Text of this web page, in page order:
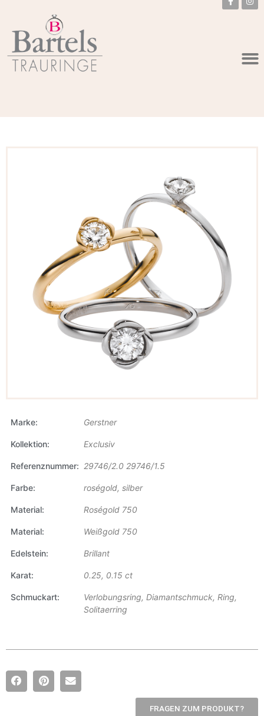
Marke Gerstner
Kollektion Exclusiv
Referenznummer 29746/2.0 29746/1.5
Farbe roségold, silber
Material Roségold 750
Material Weißgold 750
Edelstein Brillant
Karat 0.25, 0.15 ct
Schmuckart
Verlobungsring, Diamantschmuck, Ring,
Solitaerring
FRAGEN ZUM PRODUKT?